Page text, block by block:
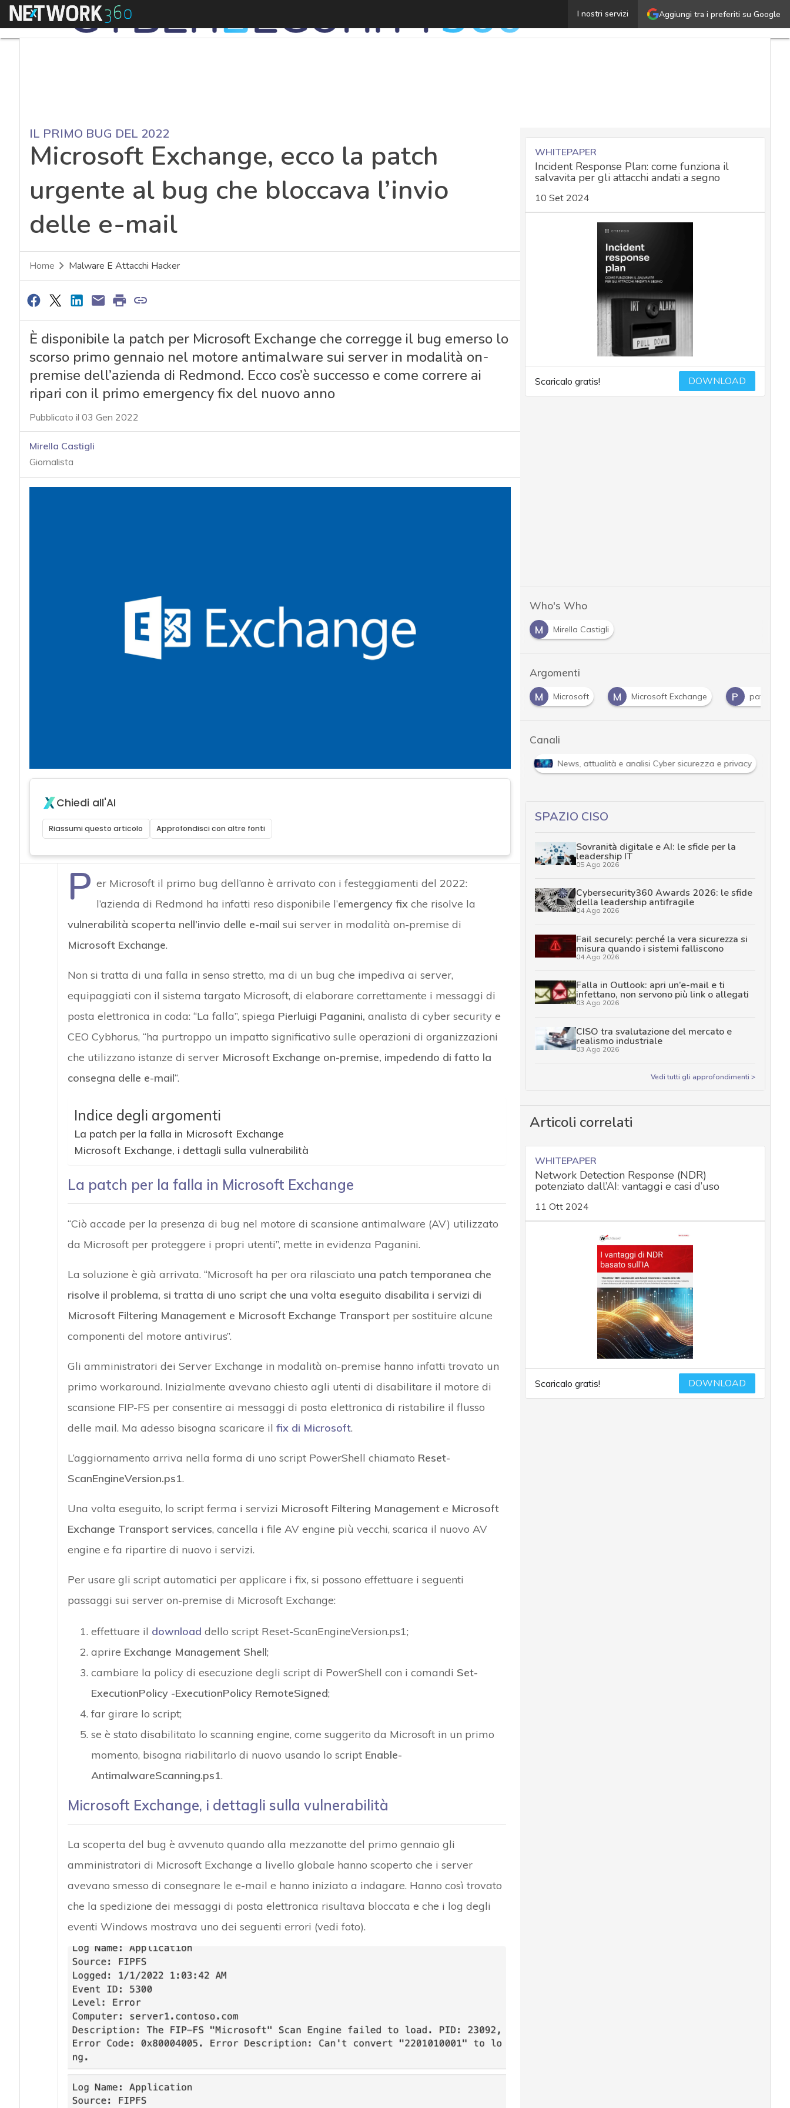
Aggiungi tra i preferiti su Google
I nostri servizi
Menu Microsoft Exchange, ecco la patch urgente al bug che
IL PRIMO BUG DEL 2022
Microsoft Exchange, ecco la patch
urgente al bug che bloccava l’invio
delle e-mail
Home Malware E Attacchi Hacker
È disponibile la patch per Microsoft Exchange che corregge il bug emerso lo
scorso primo gennaio nel motore antimalware sui server in modalità on-
premise dell’azienda di Redmond. Ecco cos’è successo e come correre ai
ripari con il primo emergency fix del nuovo anno
Pubblicato il 03 Gen 2022
Mirella Castigli
Giornalista
Chiedi all'AI
Riassumi questo articolo Approfondisci con altre fonti
P er Microsoft il primo bug dell’anno è arrivato con i festeggiamenti del 2022:
l’azienda di Redmond ha infatti reso disponibile l’emergency fixche risolve la
vulnerabilità scoperta nell’invio delle e-mail sui server in modalità on-premise di
Microsoft Exchange.
Non si tratta di una falla in senso stretto, ma di un bug che impediva ai server,
equipaggiati con il sistema targato Microsoft, di elaborare correttamente i messaggi di
posta elettronica in coda: “La falla”, spiega Pierluigi Paganini, analista di cyber security e
CEO Cybhorus, “ha purtroppo un impatto significativo sulle operazioni di organizzazioni
che utilizzano istanze di server Microsoft Exchange on-premise, impedendo di fatto la
consegna delle e-mail“.
Indice degli argomenti
La patch per la falla in Microsoft Exchange
Microsoft Exchange, i dettagli sulla vulnerabilità
La patch per la falla in Microsoft Exchange
“Ciò accade per la presenza di bug nel motore di scansione antimalware (AV) utilizzato
da Microsoft per proteggere i propri utenti”, mette in evidenza Paganini.
La soluzione è già arrivata. “Microsoft ha per ora rilasciato una patch temporanea che
risolve il problema, si tratta di uno script che una volta eseguito disabilita i servizi di
Microsoft Filtering Management e Microsoft Exchange Transportper sostituire alcune
componenti del motore antivirus”.
Gli amministratori dei Server Exchange in modalità on-premise hanno infatti trovato un
primo workaround. Inizialmente avevano chiesto agli utenti di disabilitare il motore di
scansione FIP-FS per consentire ai messaggi di posta elettronica di ristabilire il flusso
delle mail. Ma adesso bisogna scaricare il fix di Microsoft.
L’aggiornamento arriva nella forma di uno script PowerShell chiamato Reset-
ScanEngineVersion.ps1.
Una volta eseguito, lo script ferma i servizi Microsoft Filtering Managemente Microsoft
Exchange Transport services, cancella i file AV engine più vecchi, scarica il nuovo AV
engine e fa ripartire di nuovo i servizi.
Per usare gli script automatici per applicare i fix, si possono effettuare i seguenti
passaggi sui server on-premise di Microsoft Exchange:
effettuare il download dello script Reset-ScanEngineVersion.ps1;
aprire Exchange Management Shell;
cambiare la policy di esecuzione degli script di PowerShell con i comandi Set-
ExecutionPolicy -ExecutionPolicy RemoteSigned;
far girare lo script;
se è stato disabilitato lo scanning engine, come suggerito da Microsoft in un primo
momento, bisogna riabilitarlo di nuovo usando lo script Enable-
AntimalwareScanning.ps1.
Microsoft Exchange, i dettagli sulla vulnerabilità
La scoperta del bug è avvenuto quando alla mezzanotte del primo gennaio gli
amministratori di Microsoft Exchange a livello globale hanno scoperto che i server
avevano smesso di consegnare le e-mail e hanno iniziato a indagare. Hanno così trovato
che la spedizione dei messaggi di posta elettronica risultava bloccata e che i log degli
eventi Windows mostrava uno dei seguenti errori (vedi foto).
WHITEPAPER
Incident Response Plan: come funziona il
salvavita per gli attacchi andati a segno
10 Set 2024
Scaricalo gratis! DOWNLOAD
Who's Who
M
Mirella Castigli
Argomenti
M Microsoft M Microsoft Exchange P patch
Canali
News, attualità e analisi Cyber sicurezza e privacy
SPAZIO CISO
Sovranità digitale e AI: le sfide per la
leadership IT
05 Ago 2026
Cybersecurity360 Awards 2026: le sfide
della leadership antifragile
04 Ago 2026
Fail securely: perché la vera sicurezza si
misura quando i sistemi falliscono
04 Ago 2026
Falla in Outlook: apri un’e-mail e ti
infettano, non servono più link o allegati
03 Ago 2026
CISO tra svalutazione del mercato e
realismo industriale
03 Ago 2026
Vedi tutti gli approfondimenti >
Articoli correlati
WHITEPAPER
Network Detection Response (NDR)
potenziato dall’AI: vantaggi e casi d’uso
11 Ott 2024
Scaricalo gratis! DOWNLOAD